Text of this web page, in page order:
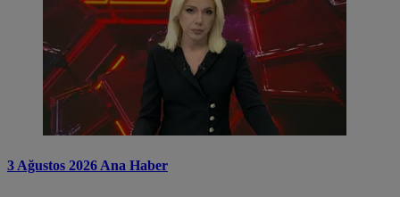
3 Ağustos 2026 Ana Haber